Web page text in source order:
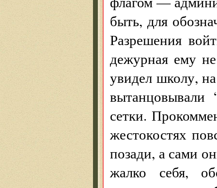
быть, для
Разрешения
дежурная ему
увидел школу,
вытанцовывали
сетки.
жестокостях
позади, а сами
жалко себя,